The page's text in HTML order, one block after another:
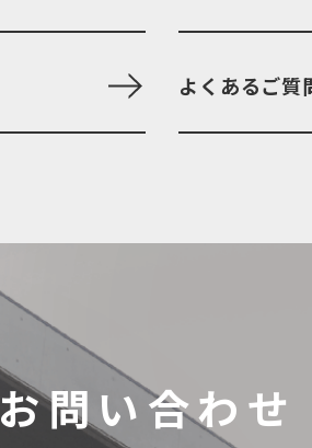
よくあるご質
お問い合わ